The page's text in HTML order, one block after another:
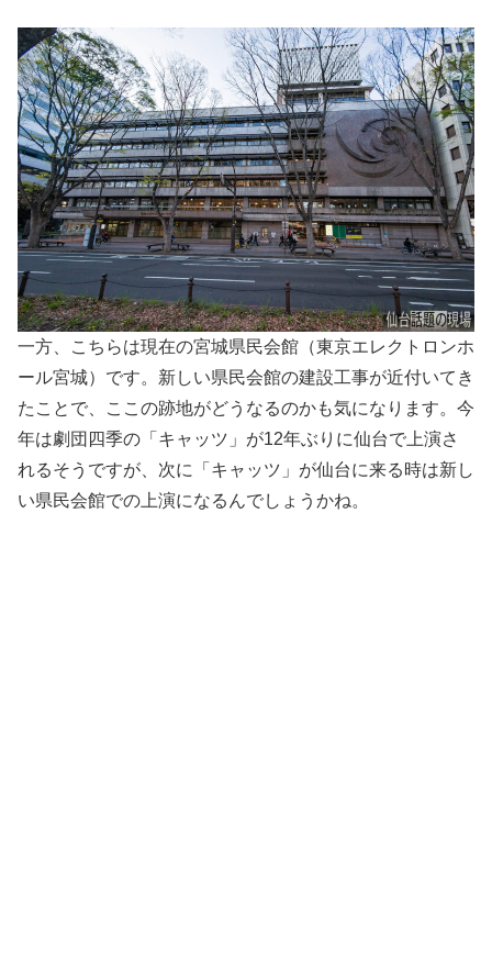
一方、こちらは現在の宮城県民会館（東京エレクトロンホ
ール宮城）です。新しい県民会館の建設工事が近付いてき
たことで、ここの跡地がどうなるのかも気になります。今
年は劇団四季の「キャッツ」が12年ぶりに仙台で上演さ
れるそうですが、次に「キャッツ」が仙台に来る時は新し
い県民会館での上演になるんでしょうかね。